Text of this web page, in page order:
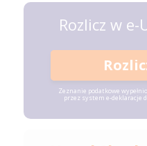
Rozlicz w
Zeznanie podatkowe
przez system e-deklaracje